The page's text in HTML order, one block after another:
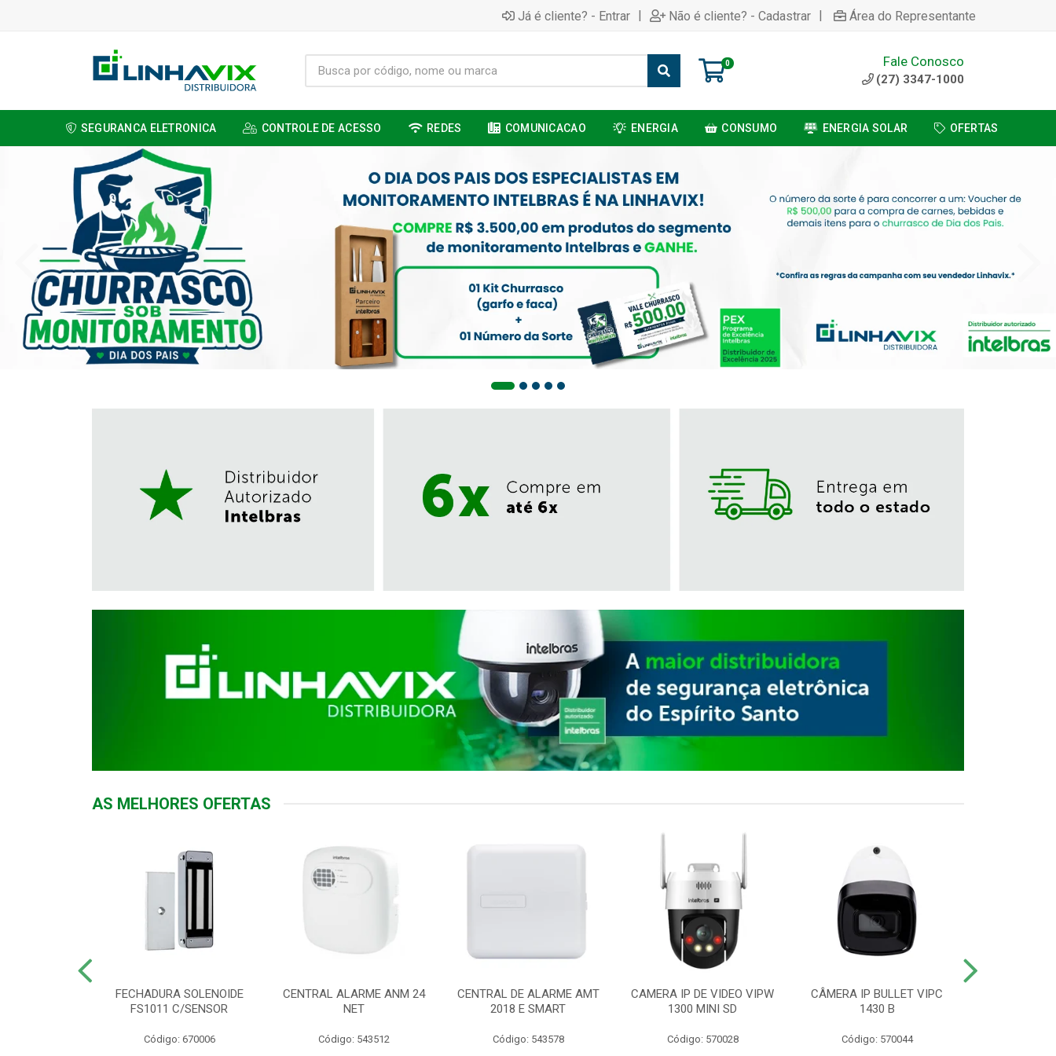
Já é cliente? - Entrar | Não é cliente? - Cadastrar | Área do Representante
0 Fale Conosco
(27) 3347-1000
SEGURANCA ELETRONICA CONTROLE DE ACESSO REDES COMUNICACAO ENERGIA CONSUMO ENERGIA SOLAR OFERTAS
AS MELHORES OFERTAS
FECHADURA SOLENOIDE
FS1011 C/SENSOR
Código: 670006
CENTRAL ALARME ANM 24
NET
Código: 543512
CENTRAL DE ALARME AMT
2018 E SMART
Código: 543578
CAMERA IP DE VIDEO VIPW
1300 MINI SD
Código: 570028
CÂMERA IP BULLET VIPC
1430 B
Código: 570044